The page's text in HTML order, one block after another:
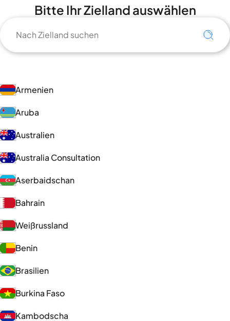
Bitte Ihr Zielland auswählen
Armenien
Aruba
Australien
Australia Consultation
Aserbaidschan
Bahrain
Weißrussland
Benin
Brasilien
Burkina Faso
Kambodscha